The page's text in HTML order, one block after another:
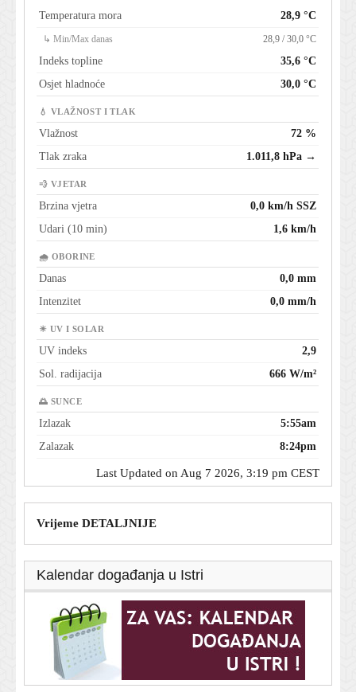
Temperatura mora 28,9 °C
↳ Min/Max danas 28,9 / 30,0 °C
Indeks topline
35,6 °C
Osjet hladnoće
30,0 °C
💧 VLAŽNOST I TLAK
Vlažnost
72 %
Tlak zraka
1.011,8 hPa →
💨 VJETAR
Brzina vjetra
0,0 km/h SSZ
Udari (10 min)
1,6 km/h
🌧 OBORINE
Danas
0,0 mm
Intenzitet
0,0 mm/h
☀ UV I SOLAR
UV indeks
2,9
Sol. radijacija
666 W/m²
🌅 SUNCE
Izlazak
5:55am
Zalazak
8:24pm
Last Updated on Aug 7 2026, 3:19 pm CEST
Vrijeme DETALJNIJE
Kalendar događanja u Istri